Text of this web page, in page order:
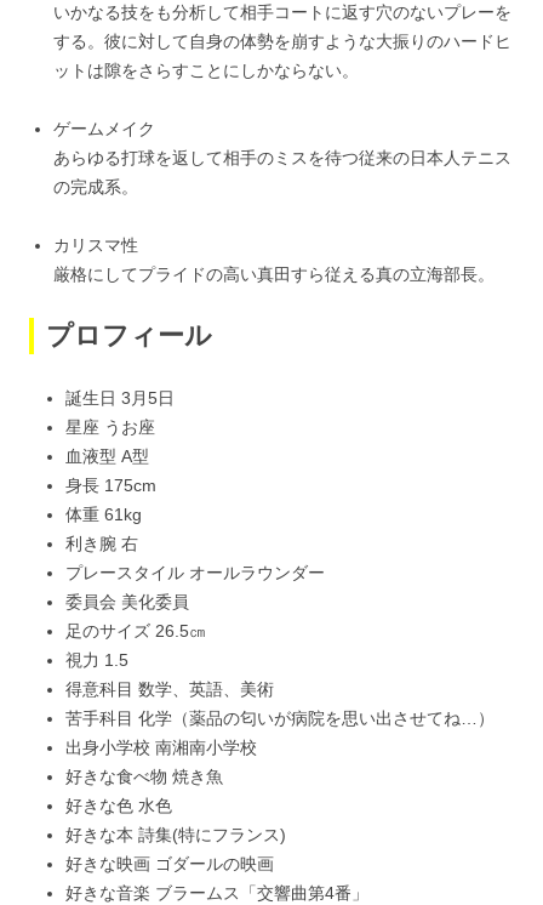
いかなる技をも分析して相手コートに返す穴のないプレーを
する。彼に対して自身の体勢を崩すような大振りのハードヒ
ットは隙をさらすことにしかならない。
ゲームメイク
あらゆる打球を返して相手のミスを待つ従来の日本人テニス
の完成系。
カリスマ性
厳格にしてプライドの高い真田すら従える真の立海部長。
プロフィール
誕生日 3月5日
星座 うお座
血液型 A型
身長 175cm
体重 61kg
利き腕 右
プレースタイル オールラウンダー
委員会 美化委員
足のサイズ 26.5㎝
視力 1.5
得意科目 数学、英語、美術
苦手科目 化学（薬品の匂いが病院を思い出させてね…）
出身小学校 南湘南小学校
好きな食べ物 焼き魚
好きな色 水色
好きな本 詩集(特にフランス)
好きな映画 ゴダールの映画
好きな音楽 ブラームス「交響曲第4番」